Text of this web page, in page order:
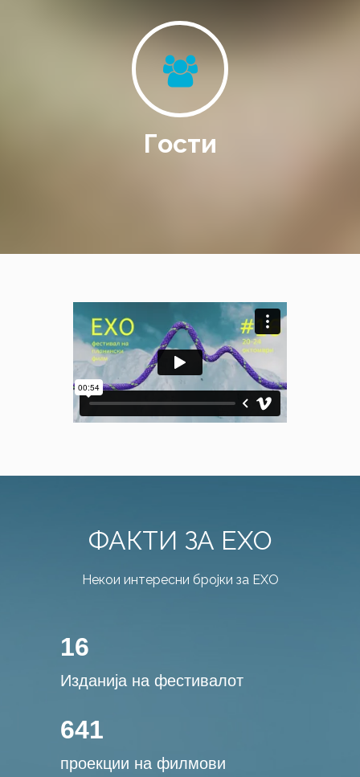
Гости
ФАКТИ ЗА ЕХО
Некои интересни бројки за ЕХО
16
Изданија на фестивалот
641
проекции на филмови